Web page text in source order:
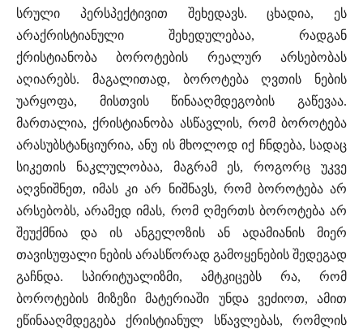
სრული პერსპექტივით შეხედავს. ცხადია, ეს
არაქრისტიანული შეხედულებაა, რადგან
ქრისტიანობა ბოროტების რეალურ არსებობას
აღიარებს. მაგალითად, ბოროტება ღვთის ნების
უარყოფა, მისთვის წინააღმდეგობის გაწევაა.
მართალია, ქრისტიანობა ასწავლის, რომ ბოროტება
არასუბსტანციურია, ანუ ის მხოლოდ იქ ჩნდება, სადაც
სიკეთის ნაკლულობაა, მაგრამ ეს, როგორც უკვე
აღვნიშნეთ, იმას კი არ ნიშნავს, რომ ბოროტება არ
არსებობს, არამედ იმას, რომ ღმერთს ბოროტება არ
შეუქმნია და ის ანგელოზის ან ადამიანის მიერ
თავისუფალი ნების არასწორად გამოყენების შედეგად
გაჩნდა. სპირიტუალიზმი, ამტკიცებს რა, რომ
ბოროტების მიზეზი მატერიაში უნდა ვეძიოთ, ამით
ეწინააღმდეგება ქრისტიანულ სწავლებას, რომლის